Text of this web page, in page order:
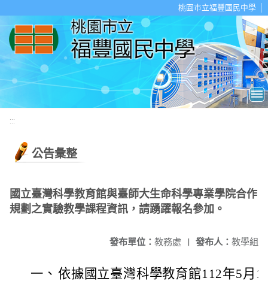
桃園市立福豐國民中學
:::
公告彙整
國立臺灣科學教育館與臺師大生命科學專業學院合作
規劃之實驗教學課程資訊，請踴躍報名參加。
發布人： 教學組
發布單位： 教務處 |
一、 依據國立臺灣科學教育館112年5月